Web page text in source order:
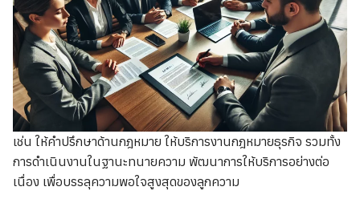
เช่น ให้คำปรึกษาด้านกฎหมาย ให้บริการงานกฎหมายธุรกิจ รวมทั้ง
การดำเนินงานในฐานะทนายความ พัฒนาการให้บริการอย่างต่อ
เนื่อง เพื่อบรรลุความพอใจสูงสุดของลูกความ